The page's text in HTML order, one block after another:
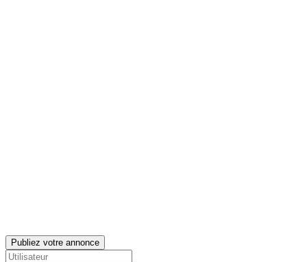
Publiez votre annonce